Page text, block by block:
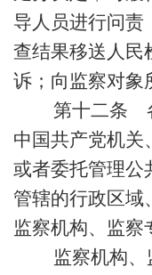
导人员进行问责
查结果移送人民
诉；向监察对象
第十二条
中国共产党机关
或者委托管理公
管辖的行政区域
监察机构、监察
监察机构